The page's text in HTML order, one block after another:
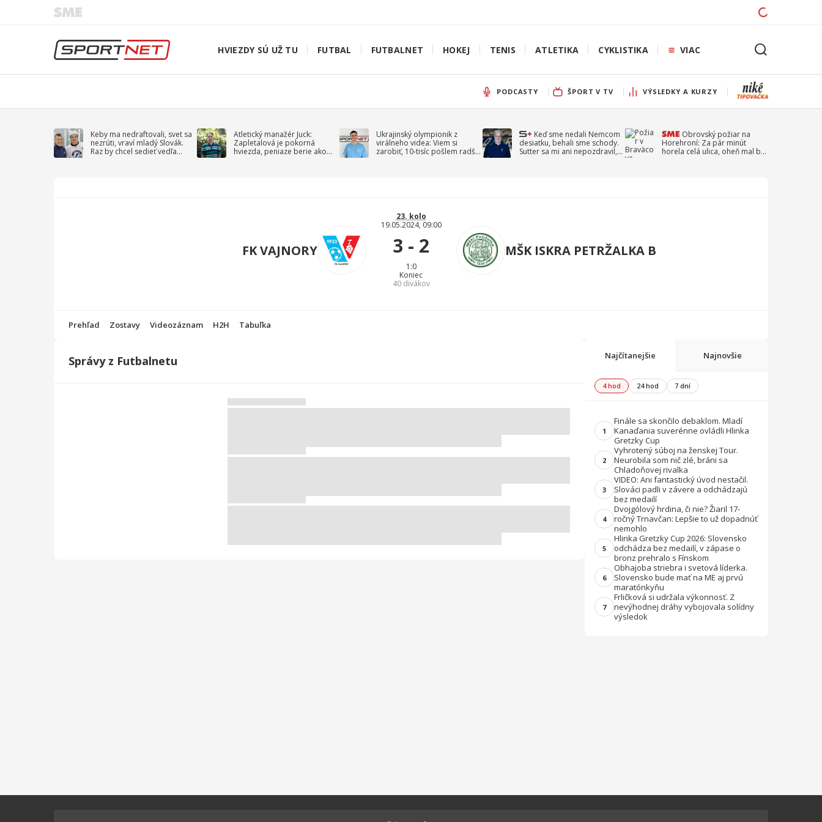
HVIEZDY SÚ UŽ TU FUTBAL FUTBALNET HOKEJ TENIS ATLETIKA CYKLISTIKA VIAC
PODCASTY ŠPORT V TV VÝSLEDKY A KURZY
Keby ma nedraftovali, svet sa
nezrúti, vraví mladý Slovák.
Raz by chcel sedieť vedľa
Atletický manažér Juck:
Zapletalová je pokorná
hviezda, peniaze berie ako
Ukrajinský olympionik z
virálneho videa: Viem si
zarobiť, 10-tisíc pošlem radšej
Keď sme nedali Nemcom
desiatku, behali sme schody.
Sutter sa mi ani nepozdravil,
Obrovský požiar na
Horehroní: Za pár minút
horela celá ulica, oheň mal byť
FK VAJNORY
23. kolo
19.05.2024, 09:00
3 - 2
1:0
Koniec
40divákov
MŠK ISKRA PETRŽALKA B
Prehľad Zostavy Videozáznam H2H Tabuľka
Správy z Futbalnetu Najčítanejšie Najnovšie
4 hod 24 hod 7 dní
1
Finále sa skončilo debaklom. Mladí
Kanaďania suverénne ovládli Hlinka
Gretzky Cup
2
Vyhrotený súboj na ženskej Tour.
Neurobila som nič zlé, bráni sa
Chladoňovej rivalka
3
VIDEO: Ani fantastický úvod nestačil.
Slováci padli v závere a odchádzajú
bez medailí
4
Dvojgólový hrdina, či nie? Žiaril 17-
ročný Trnavčan: Lepšie to už dopadnúť
nemohlo
5
Hlinka Gretzky Cup 2026: Slovensko
odchádza bez medailí, v zápase o
bronz prehralo s Fínskom
6
Obhajoba striebra i svetová líderka.
Slovensko bude mať na ME aj prvú
maratónkyňu
7
Frličková si udržala výkonnosť. Z
nevýhodnej dráhy vybojovala solídny
výsledok